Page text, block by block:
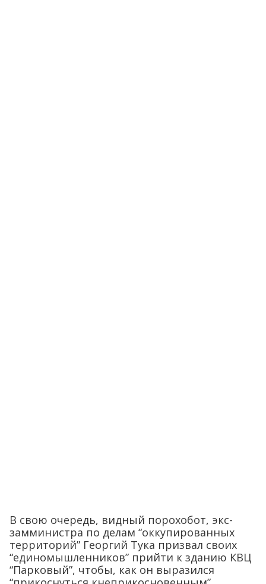
В свою очередь, видный порохобот, экс-
замминистра по делам “оккупированных
территорий” Георгий Тука призвал своих
“единомышленников” прийти к зданию КВЦ
“Парковый”, чтобы, как он выразился